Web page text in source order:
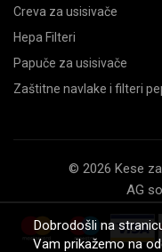
Creva za usisivače
Hepa Filteri
Papuče za usisivače
Zaštitne navlake i filteri
© 2026 Kese
AG
Dobrodošli na
Vam prikažemo na